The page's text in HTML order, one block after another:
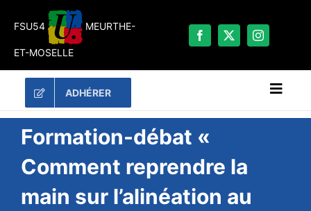
FSU54 MEURTHE-
ET-MOSELLE
ADHÉRER
RECHERCHER:
LES UNES
#ACTUALITÉS
Formation-débat «
Comment reprendre la
main sur l’alinéation au